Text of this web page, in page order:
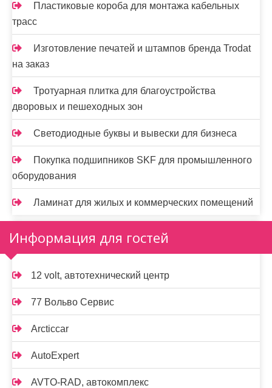
Пластиковые короба для монтажа кабельных
трасс
Изготовление печатей и штампов бренда Trodat
на заказ
Тротуарная плитка для благоустройства
дворовых и пешеходных зон
Светодиодные буквы и вывески для бизнеса
Покупка подшипников SKF для промышленного
оборудования
Ламинат для жилых и коммерческих помещений
Информация для гостей
12 volt, автотехнический центр
77 Вольво Сервис
Arcticcar
AutoExpert
AVTO-RAD, автокомплекс